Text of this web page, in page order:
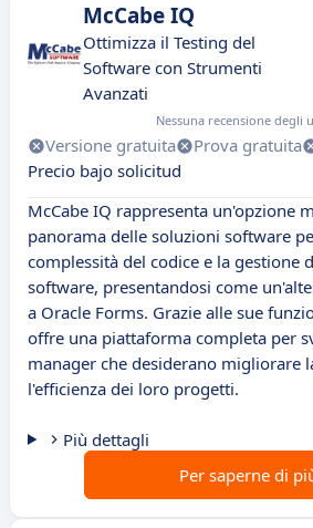
McCabe IQ
Ottimizza il Testing del
Software con Strumenti
Avanzati
Nessuna recensione degli
Versione gratuita Prova gratuita
Precio bajo solicitud
McCabe IQ rappresenta un'opzione
panorama delle soluzioni software
complessità del codice e la gestione
software, presentandosi come
a Oracle Forms. Grazie alle sue
offre una piattaforma completa per
manager che desiderano migliorare
l'efficienza dei loro progetti.
Più dettagli
Per saperne di